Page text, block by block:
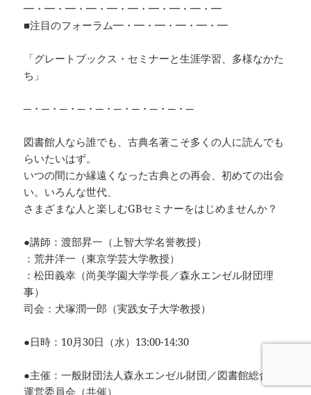
━・━・━・━・━・━・━・━・━・━
■注目のフォーラム━・━・━・━・━・━
「グレートブックス・セミナーと生涯学習、多様なかた
ち」
─・─・─・─・─・─・─・─・─・─
図書館人なら誰でも、古典名著こそ多くの人に読んでも
らいたいはず。
いつの間にか縁遠くなった古典との再会、初めての出会
い。いろんな世代、
さまざまな人と楽しむGBセミナーをはじめませんか？
●講師：渡部昇一（上智大学名誉教授）
：荒井洋一（東京学芸大学教授）
：松田義幸（尚美学園大学学長／森永エンゼル財団理
事）
司会：犬塚潤一郎（実践女子大学教授）
●日時：10月30日（水）13:00-14:30
●主催：一般財団法人森永エンゼル財団／図書館総合展
運営委員会（共催）